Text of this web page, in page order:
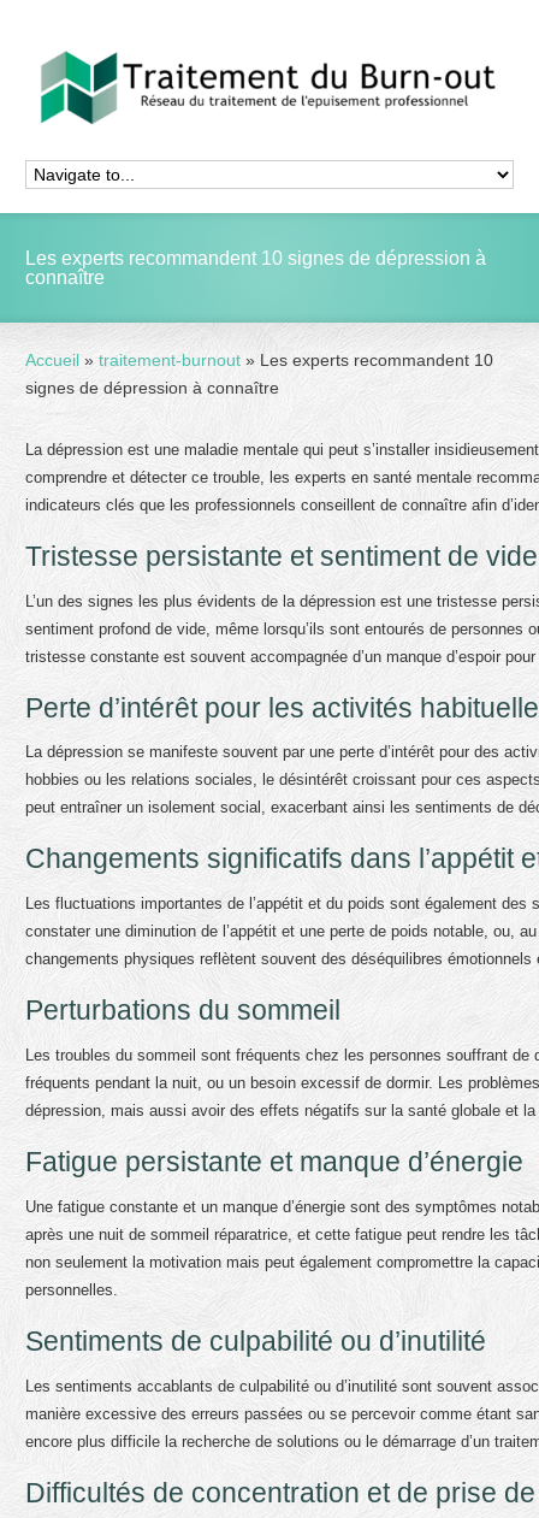
Les experts recommandent 10 signes de dépression à
connaître
Accueil » traitement-burnout » Les experts recommandent 10
signes de dépression à connaître
La dépression est une maladie mentale qui peut s’installer
comprendre et détecter ce trouble, les experts en santé mentale
indicateurs clés que les professionnels conseillent de connaître afin
Tristesse persistante et sentiment de vide
L’un des signes les plus évidents de la dépression est une tristesse
sentiment profond de vide, même lorsqu’ils sont entourés de
tristesse constante est souvent accompagnée d’un manque d’espoir
Perte d’intérêt pour les activités
La dépression se manifeste souvent par une perte d’intérêt pour des
hobbies ou les relations sociales, le désintérêt croissant pour ces
peut entraîner un isolement social, exacerbant ainsi les sentiments de
Changements significatifs dans l’appétit
Les fluctuations importantes de l’appétit et du poids sont également
constater une diminution de l’appétit et une perte de poids notable, ou,
changements physiques reflètent souvent des déséquilibres
Perturbations du sommeil
Les troubles du sommeil sont fréquents chez les personnes souffrant
fréquents pendant la nuit, ou un besoin excessif de dormir. Les
dépression, mais aussi avoir des effets négatifs sur la santé globale et
Fatigue persistante et manque d’énergie
Une fatigue constante et un manque d’énergie sont des symptômes
après une nuit de sommeil réparatrice, et cette fatigue peut rendre les
non seulement la motivation mais peut également compromettre la
personnelles.
Sentiments de culpabilité ou d’inutilité
Les sentiments accablants de culpabilité ou d’inutilité sont souvent
manière excessive des erreurs passées ou se percevoir comme étant
encore plus difficile la recherche de solutions ou le démarrage d’un
Difficultés de concentration et de prise